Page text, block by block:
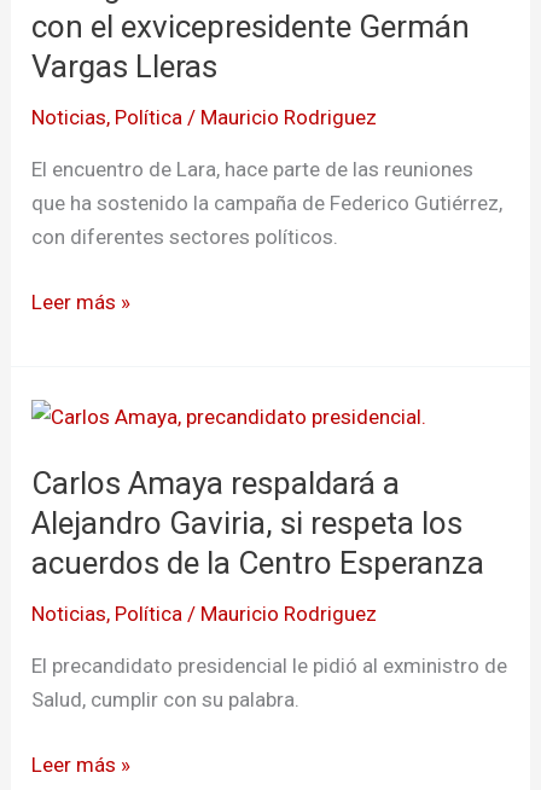
con el exvicepresidente Germán
Vargas Lleras
Noticias, Política / Mauricio Rodriguez
El encuentro de Lara, hace parte de las reuniones
que ha sostenido la campaña de Federico Gutiérrez,
con diferentes sectores políticos.
se
reunió
el
Vargas
Leer más »
Carlos Amaya respaldará a
Alejandro Gaviria, si respeta los
acuerdos de la Centro Esperanza
Noticias, Política / Mauricio Rodriguez
El precandidato presidencial le pidió al exministro de
Salud, cumplir con su palabra.
Carlos
respaldará
a
si
los
de
Leer más »